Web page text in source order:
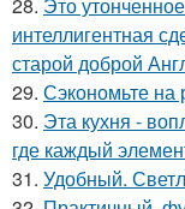
интеллигентная
старой доброй
29. Сэкономьте на
30. Эта кухня -
где каждый
31. Удобный.